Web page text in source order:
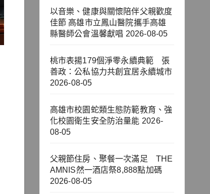
以音樂、健康與關懷陪伴父親歡度
佳節 高雄市立鳳山醫院攜手高雄
縣醫師公會溫馨獻唱 2026-08-05
桃市表揚179個淨零永續典範 張
善政：公私協力共創宜居永續城市
2026-08-05
高雄市校園蛇類生態防範教育、強
化校園衛生安全防治量能 2026-
08-05
父親節住房、聚餐一次滿足 THE
AMNIS然一酒店祭8,888點加碼
2026-08-05